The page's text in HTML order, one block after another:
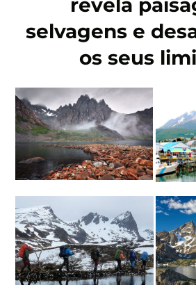
selvagens e
os seus